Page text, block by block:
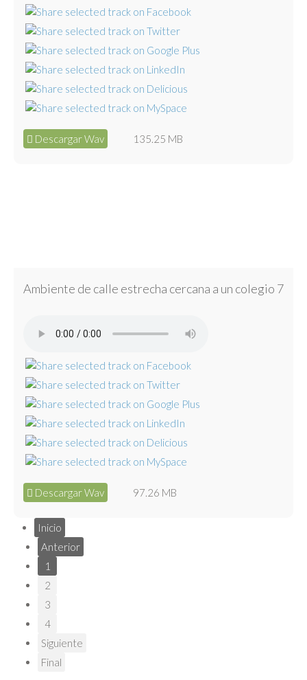
Descargar Wav 135.25 MB
Ambiente de calle estrecha cercana a un colegio 7
Descargar Wav 97.26 MB
Inicio
Anterior
1
2
3
4
Siguiente
Final